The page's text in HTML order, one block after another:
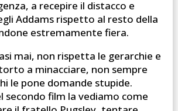
a recepire il distacco e
Addams rispetto al resto della
estremamente fiera.
mai, non rispetta le gerarchie e
a minacciare, non sempre
le pone domande stupide.
film la vediamo come